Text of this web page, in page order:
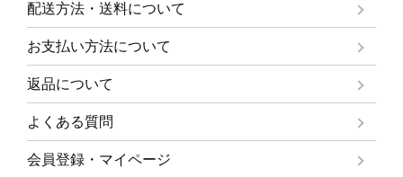
配送方法・送料について
お支払い方法について
返品について
よくある質問
会員登録・マイページ